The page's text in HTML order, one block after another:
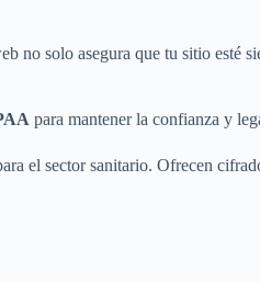
no solo asegura que tu sitio esté
para mantener la confianza y
el sector sanitario. Ofrecen